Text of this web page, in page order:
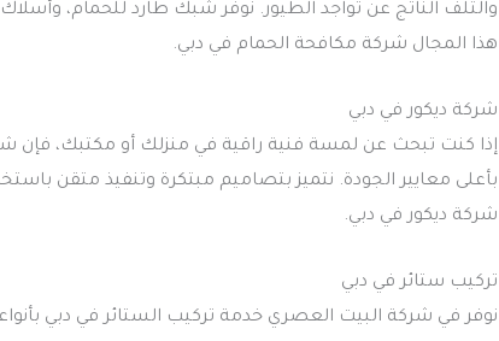
والتلف الناتج عن تواجد الطيور. نوفر شبك طارد للحمام،
هذا المجال شركة مكافحة الحمام في دبي.
شركة ديكور في دبي
إذا كنت تبحث عن لمسة فنية راقية في منزلك أو مكتبك، فإن
بأعلى معايير الجودة. نتميز بتصاميم مبتكرة وتنفيذ متقن
شركة ديكور في دبي.
تركيب ستائر في دبي
نوفر في شركة البيت العصري خدمة تركيب الستائر في دبي